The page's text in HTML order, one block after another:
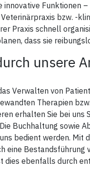
Funktionen
bzw. -
Praxis schnell
dass sie
unsere
Verwalten von
Therapien
erhalten Sie bei uns
Buchhaltung sowie
bedient werden. Mit
Bestandsführung
ebenfalls durch